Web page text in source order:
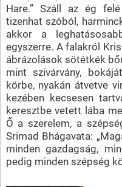
Hare.” Száll az ég
tizenhat szóból,
akkor a
egyszerre. A falakról
ábrázolások sötétkék
mint szivárvány,
körbe, nyakán átvetve
kezében kecsesen
keresztbe vetett lába
Ő a szerelem, a
Srimad Bhágavata:
minden gazdagság,
pedig minden szépség